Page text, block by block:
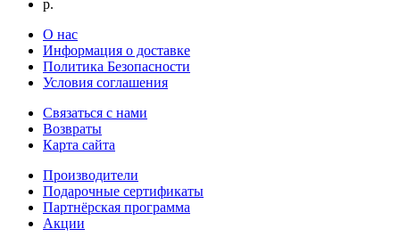
р.
О нас
Информация о доставке
Политика Безопасности
Условия соглашения
Связаться с нами
Возвраты
Карта сайта
Производители
Подарочные сертификаты
Партнёрская программа
Акции